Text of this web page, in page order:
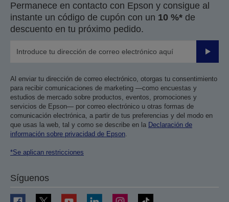
Permanece en contacto con Epson y consigue al
instante un código de cupón con un 10 %* de
descuento en tu próximo pedido.
Enviar
Al enviar tu dirección de correo electrónico, otorgas tu consentimiento
para recibir comunicaciones de marketing —como encuestas y
estudios de mercado sobre productos, eventos, promociones y
servicios de Epson— por correo electrónico u otras formas de
comunicación electrónica, a partir de tus preferencias y del modo en
que usas la web, tal y como se describe en la Declaración de
información sobre privacidad de Epson.
*Se aplican restricciones
Síguenos